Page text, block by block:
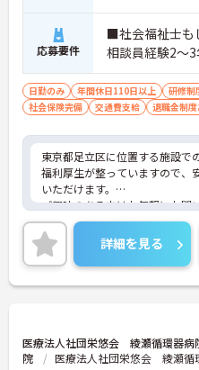
応募要件
■社会福祉士も
相談員経験2～
日勤のみ 年間休日110日以上 研修制
社会保険完備
交通費支給 退職金制度
東京都足立区に位置する施設で
福利厚生が整っていますので、
いただけます。
ご興味のある方はお気軽にお問
詳細を見る
医療法人社団栄悠会 綾瀬循環器
院
医療法人社団栄悠会 綾瀬循